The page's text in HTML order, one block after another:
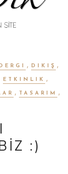
DERGI , DIKIŞ ,
ETKINLIK ,
, TASARIM ,
:)